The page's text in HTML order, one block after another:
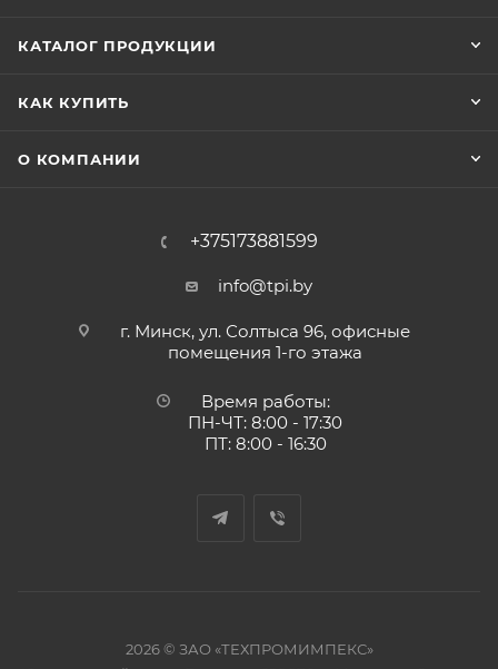
КАТАЛОГ ПРОДУКЦИИ
КАК КУПИТЬ
О КОМПАНИИ
+375173881599
info@tpi.by
г. Минск, ул. Солтыса 96, офисные
помещения 1-го этажа
Время работы:
ПН-ЧТ: 8:00 - 17:30
ПТ: 8:00 - 16:30
2026 © ЗАО «ТЕХПРОМИМПЕКС»